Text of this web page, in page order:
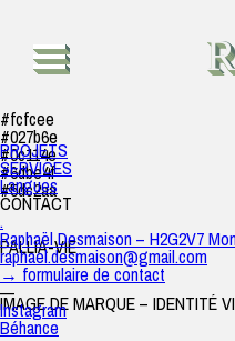
PROJETS
SERVICES
Langues
CONTACT
.
Raphaël Desmaison – H2G2V7
raphael.desmaison@gmail.com
→ formulaire de contact
—
Instagram
Béhance
#fcfcee
#027b6e
#0c114e
#6dbe4f
#5dc2aa
PALLIA-VIE
IMAGE DE MARQUE – IDENTITÉ